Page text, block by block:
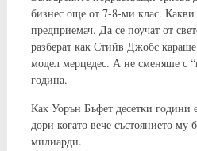
бизнес още от 7-8-ми клас. Какви
предприемач. Да се поучат от
разберат как Стийв Джобс
модел мерцедес. А не сменяше с
година.
Как Уорън Бъфет десетки години
дори когато вече състоянието му
милиарди.